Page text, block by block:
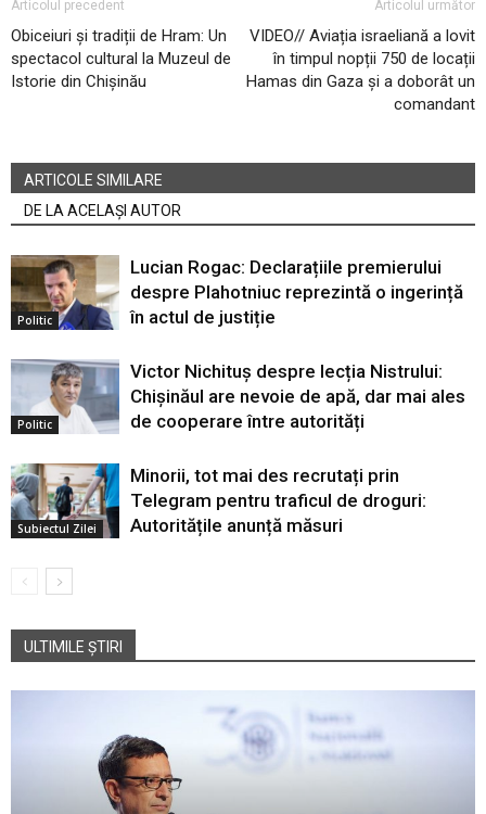
Articolul precedent
Obiceiuri și tradiții de Hram: Un
spectacol cultural la Muzeul de
Istorie din Chișinău
Articolul următor
VIDEO// Aviația israeliană a lovit
în timpul nopții 750 de locații
Hamas din Gaza și a doborât un
comandant
ARTICOLE SIMILARE
DE LA ACELAȘI AUTOR
Politic
Lucian Rogac: Declarațiile premierului
despre Plahotniuc reprezintă o ingerință
în actul de justiție
Politic
Victor Nichituș despre lecția Nistrului:
Chișinăul are nevoie de apă, dar mai ales
de cooperare între autorități
Subiectul Zilei
Minorii, tot mai des recrutați prin
Telegram pentru traficul de droguri:
Autoritățile anunță măsuri
ULTIMILE ȘTIRI